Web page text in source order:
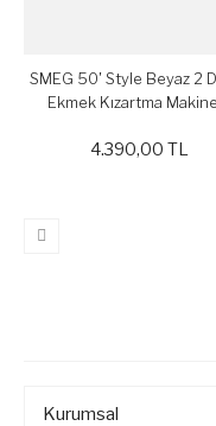
SMEG 50' Style Beyaz 2
Ekmek Kızartma
4.390,00 TL
Kurumsal